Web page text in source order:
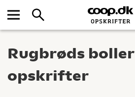
Rugbrøds boller
opskrifter